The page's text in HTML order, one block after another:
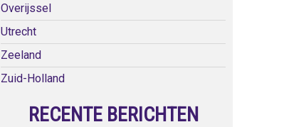
Overijssel
Utrecht
Zeeland
Zuid-Holland
RECENTE BERICHTEN